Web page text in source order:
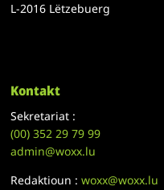
L-2016 Lëtzebuerg
Kontakt
Sekretariat :
(00)352 29 79 99
admin@woxx.lu
Redaktioun :woxx@woxx.lu